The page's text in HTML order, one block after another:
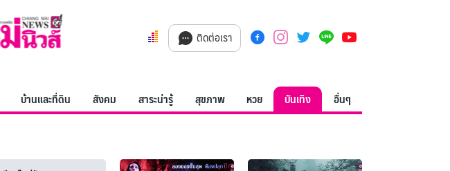
ติดต่อเรา
บ้านและที่ดิน สังคม สาระน่ารู้ สุขภาพ หวย บันเทิง อื่นๆ